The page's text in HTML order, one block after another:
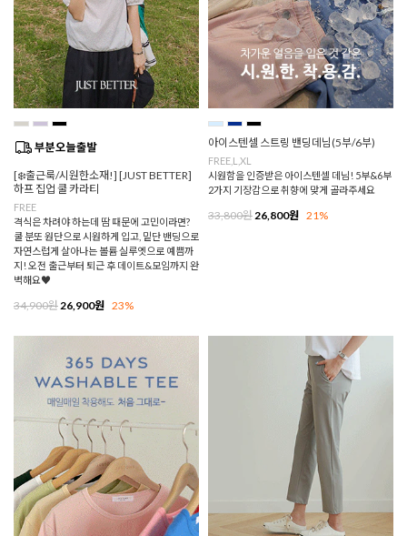
[❄️출근룩/시원한소재!] [JUST BETTER]
하프 집업 쿨 카라티
FREE
격식은 차려야 하는데 땀 때문에 고민이라면?
쿨 분또 원단으로 시원하게 입고, 밑단 밴딩으로
자연스럽게 살아나는 볼륨 실루엣으로 예쁨까
지! 오전 출근부터 퇴근 후 데이트&모임까지 완
벽해요♥
34,900원 26,900원 23%
아이스텐셀 스트링 밴딩데님(5부/6부)
FREE,L,XL
시원함을 인증받은 아이스텐셀 데님! 5부&6부
2가지 기장감으로 취향에 맞게 골라주세요
33,800원 26,800원 21%